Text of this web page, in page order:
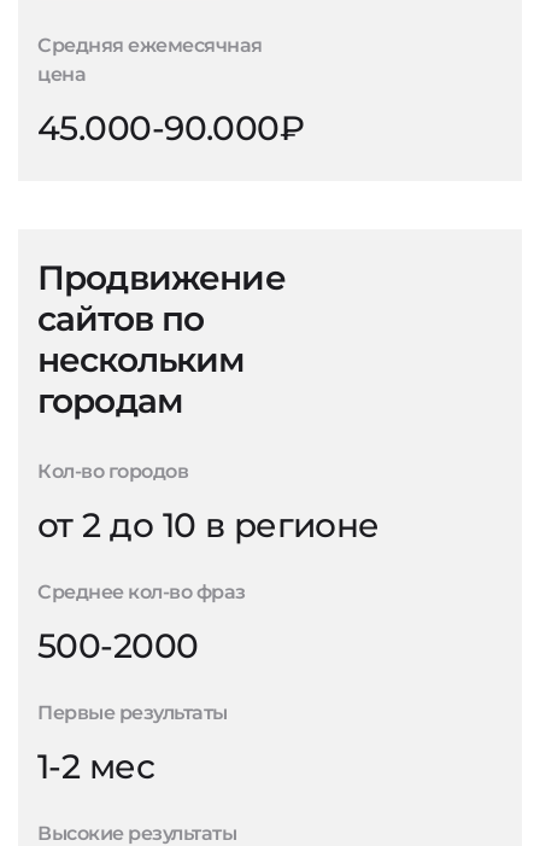
Средняя ежемесячная
цена
45.000-90.000₽
Продвижение
сайтов по
нескольким
городам
Кол-во городов
от 2 до 10 в регионе
Среднее кол-во фраз
500-2000
Первые результаты
1-2 мес
Высокие результаты